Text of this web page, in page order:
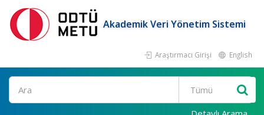
Akademik Veri Yönetim Sistemi
Araştırmacı Girişi English
Ara